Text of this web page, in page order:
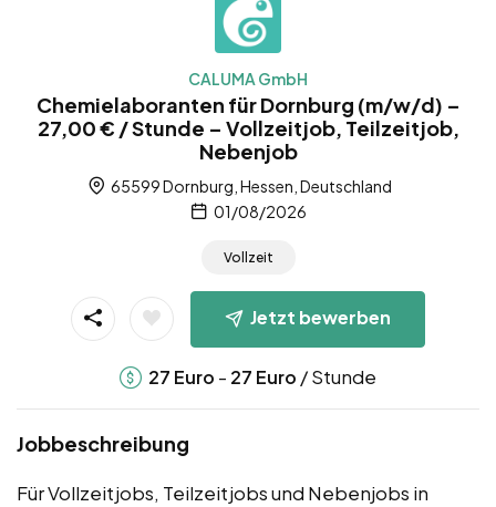
CALUMA GmbH
Chemielaboranten für Dornburg (m/w/d) –
27,00 € / Stunde – Vollzeitjob, Teilzeitjob,
Nebenjob
65599 Dornburg, Hessen, Deutschland
01/08/2026
Vollzeit
Jetzt bewerben
27 Euro - 27 Euro / Stunde
Jobbeschreibung
Für Vollzeitjobs, Teilzeitjobs und Nebenjobs in